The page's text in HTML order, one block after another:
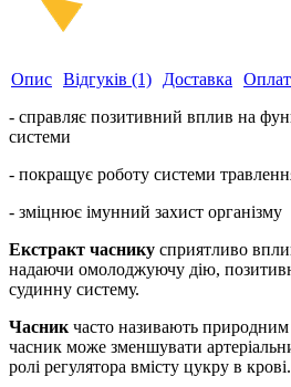
Опис Відгуків (1) Доставка
- справляє позитивний вплив на
системи
- покращує роботу системи
- зміцнює імунний захист організму
Екстракт часнику сприятливо
надаючи омолоджуючу дію,
судинну систему.
Часник часто називають
часник може зменшувати
ролі регулятора вмісту цукру в крові.